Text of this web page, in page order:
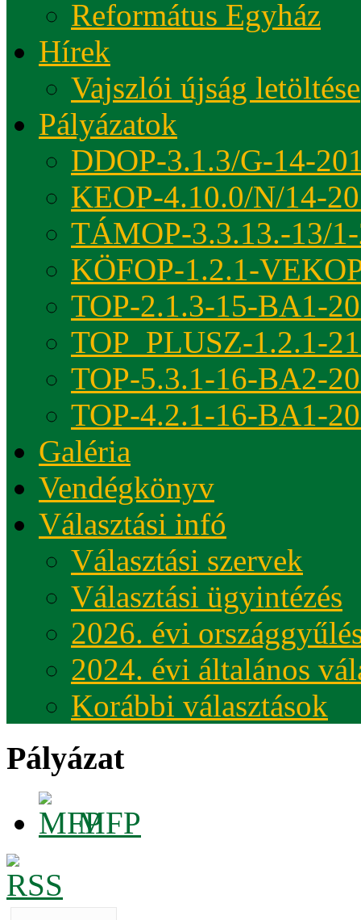
Református Egyház
Hírek
Vajszlói újság letöltése
Pályázatok
DDOP-3.1.3/G-14-
KEOP-4.10.0/N/14-
TÁMOP-3.3.13.-13/
KÖFOP-1.2.1-
TOP-2.1.3-15-BA1-
TOP_PLUSZ-1.2.1-
TOP-5.3.1-16-BA2-
TOP-4.2.1-16-BA1-
Galéria
Vendégkönyv
Választási infó
Választási szervek
Választási ügyintézés
2026. évi
2024. évi általános
Korábbi választások
Pályázat
MFP